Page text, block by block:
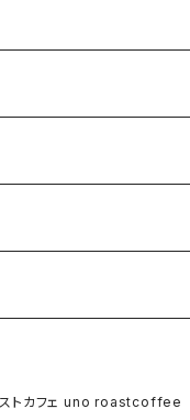
）
コーヒー）
トカフェ uno roastcoffee